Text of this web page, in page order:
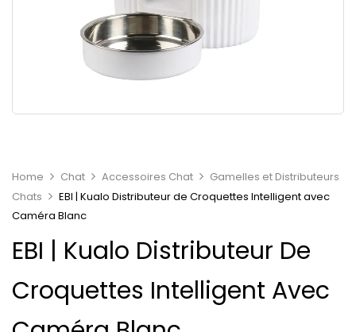
Home Chat Accessoires Chat
Gamelles et Distributeurs
Chats
EBI | Kualo Distributeur de Croquettes Intelligent avec
Caméra Blanc
EBI | Kualo Distributeur De
Croquettes Intelligent Avec